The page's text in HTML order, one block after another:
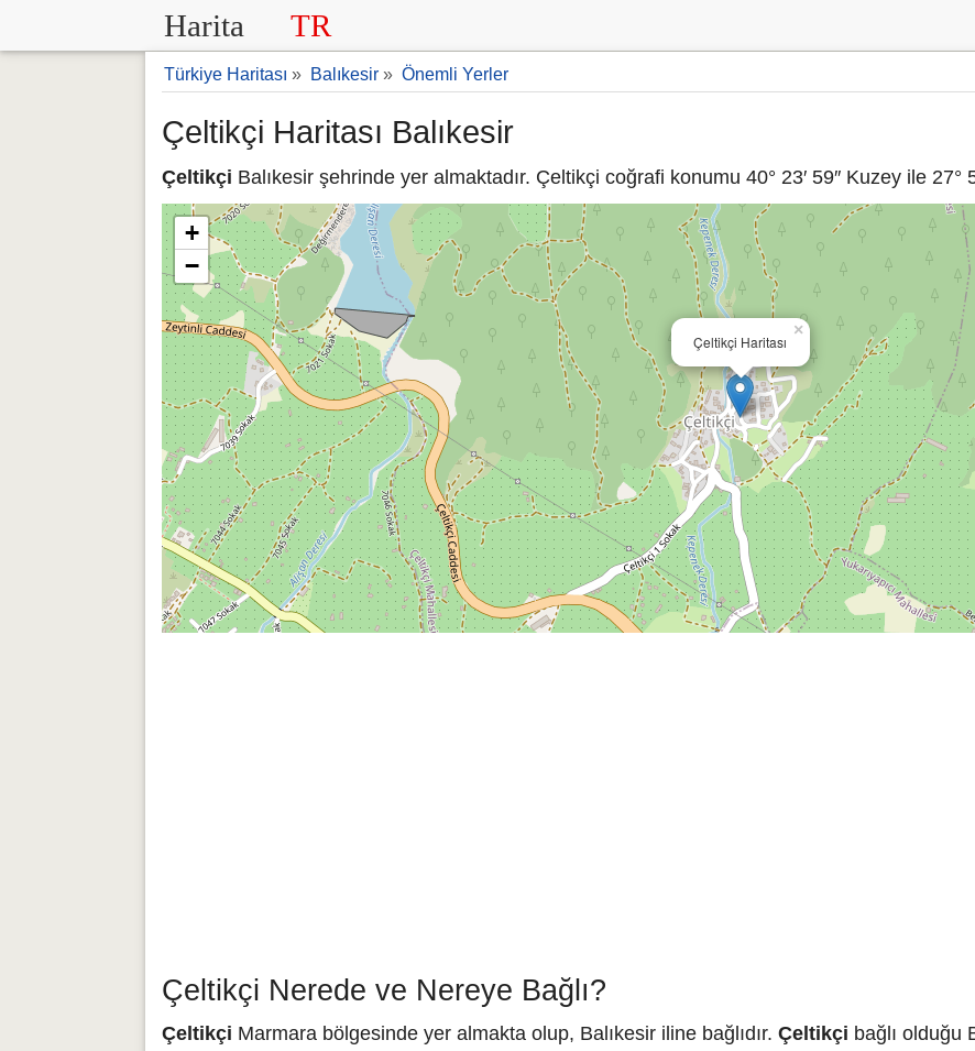
Harita TR
Türkiye Haritası » Balıkesir » Önemli Yerler
Çeltikçi Haritası Balıkesir
Çeltikçi Balıkesir şehrinde yer almaktadır. Çeltikçi coğrafi konumu 40° 23′ 59″ Kuzey ile 27°
Çeltikçi Haritası
×
+
−
Çeltikçi Nerede ve Nereye Bağlı?
Çeltikçi Marmara bölgesinde yer almakta olup, Balıkesir iline bağlıdır. Çeltikçi bağlı olduğu